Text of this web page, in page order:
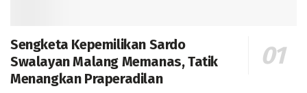
Sengketa Kepemilikan Sardo
Swalayan Malang Memanas, Tatik
Menangkan Praperadilan